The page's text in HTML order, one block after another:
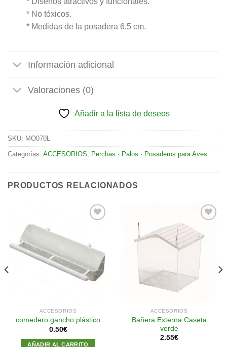
* No tóxicos.
* Medidas de la posadera 6,5 cm.
Información adicional
Valoraciones (0)
Añadir a la lista de deseos
SKU: MO070L
Categorías: ACCESORIOS, Perchas · Palos · Posaderos para Aves
PRODUCTOS RELACIONADOS
Añadir
a la
lista de
deseos
ACCESORIOS
comedero gancho plástico
0.50€
AÑADIR AL CARRITO
ACCESORIOS
Bañera Externa Caseta
verde
2.55€